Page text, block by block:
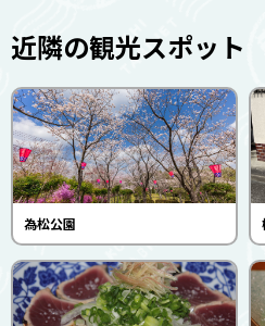
近隣の観光スポット
為松公園